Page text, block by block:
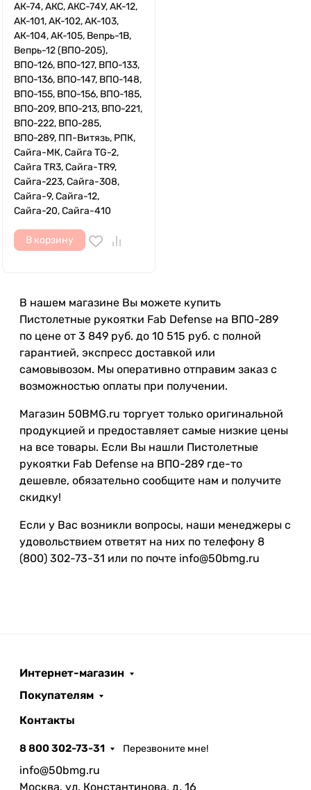
АК-74, АКС, АКС-74У, АК-12,
АК-101, АК-102, АК-103,
АК-104, АК-105, Вепрь-1В,
Вепрь-12 (ВПО-205),
ВПО-126, ВПО-127, ВПО-133,
ВПО-136, ВПО-147, ВПО-148,
ВПО-155, ВПО-156, ВПО-185,
ВПО-209, ВПО-213, ВПО-221,
ВПО-222, ВПО-285,
ВПО-289, ПП-Витязь, РПК,
Сайга-МК, Сайга TG-2,
Сайга TR3, Сайга-TR9,
Сайга-223, Сайга-308,
Сайга-9, Сайга-12,
Сайга-20, Сайга-410
В корзину
В нашем магазине Вы можете купить
Пистолетные рукоятки Fab Defense на ВПО-289
по цене от 3 849 руб. до 10 515 руб. с полной
гарантией, экспресс доставкой или
самовывозом. Мы оперативно отправим заказ с
возможностью оплаты при получении.
Магазин 50BMG.ru торгует только оригинальной
продукцией и предоставляет самые низкие цены
на все товары. Если Вы нашли Пистолетные
рукоятки Fab Defense на ВПО-289 где-то
дешевле, обязательно сообщите нам и получите
скидку!
Если у Вас возникли вопросы, наши менеджеры с
удовольствием ответят на них по телефону 8
(800) 302-73-31 или по почте info@50bmg.ru
Интернет-магазин
Покупателям
Контакты
8 800 302-73-31 Перезвоните мне!
info@50bmg.ru
Москва, ул. Константинова, д. 16